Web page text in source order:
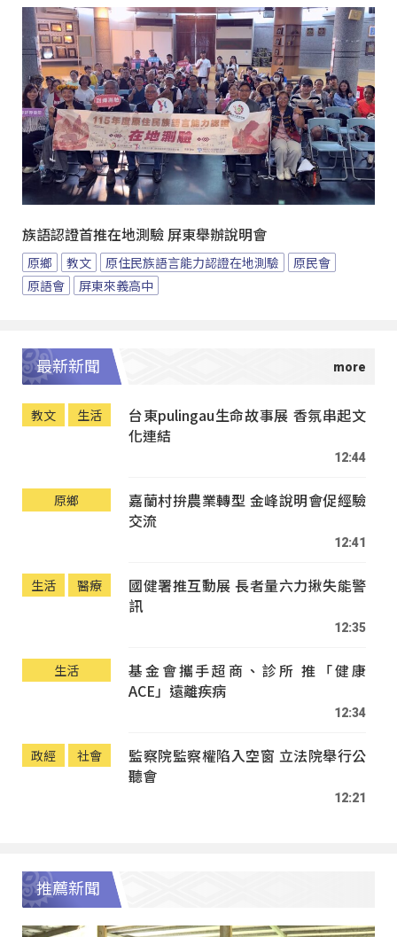
族語認證首推在地測驗 屏東舉辦說明會
原鄉 教文 原住民族語言能力認證在地測驗
原民會
原語會
屏東來義高中
最新新聞
教文 生活
台東pulingau生命故事展 香氛串起文
化連結
12:44
原鄉
嘉蘭村拚農業轉型 金峰說明會促經驗
交流
12:41
生活 醫療
國健署推互動展 長者量六力揪失能警
訊
12:35
生活
基金會攜手超商、診所 推「健康
ACE」遠離疾病
12:34
政經 社會
監察院監察權陷入空窗 立法院舉行公
聽會
12:21
推薦新聞